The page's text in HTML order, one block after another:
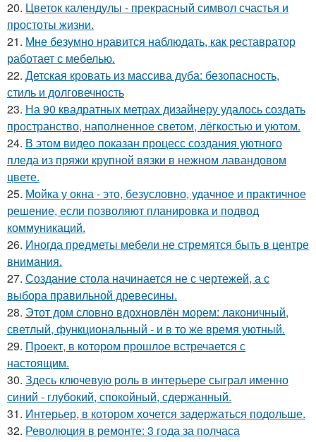
20. Цветок календулы - прекрасный символ счастья и
простоты жизни.
21. Мне безумно нравится наблюдать, как реставратор
работает с мебелью.
22. Детская кровать из массива дуба: безопасность,
стиль и долговечность
23. На 90 квадратных метрах дизайнеру удалось создать
пространство, наполненное светом, лёгкостью и уютом.
24. В этом видео показан процесс создания уютного
пледа из пряжи крупной вязки в нежном лавандовом
цвете.
25. Мойка у окна - это, безусловно, удачное и практичное
решение, если позволяют планировка и подвод
коммуникаций.
26. Иногда предметы мебели не стремятся быть в центре
внимания.
27. Создание стола начинается не с чертежей, а с
выбора правильной древесины.
28. Этот дом словно вдохновлён морем: лаконичный,
светлый, функциональный - и в то же время уютный.
29. Проект, в котором прошлое встречается с
настоящим.
30. Здесь ключевую роль в интерьере сыграл именно
синий - глубокий, спокойный, сдержанный.
31. Интерьер, в котором хочется задержаться подольше.
32. Революция в ремонте: 3 года за полчаса